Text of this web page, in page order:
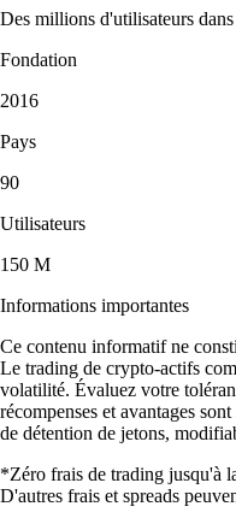
Des millions d'utilisateurs
Fondation
2016
Pays
90
Utilisateurs
150 M
Informations importantes
Ce contenu informatif ne
Le trading de crypto-actifs
volatilité. Évaluez votre
récompenses et avantages
de détention de jetons,
*Zéro frais de trading jusqu'à
D'autres frais et spreads